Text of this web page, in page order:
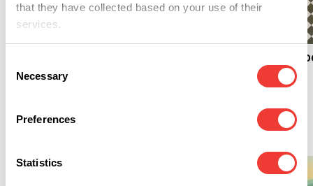
that they have collected based on your use of their
services.
Selection
Necessary
Preferences
Statistics
B
Thailands
und die Realität
Cannabis